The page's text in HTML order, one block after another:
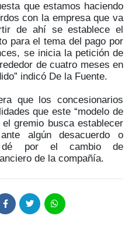
que estamos haciendo
con la empresa que va
de ahí se establece el
para el tema del pago por
se inicia la petición de
de cuatro meses en
indicó De la Fuente.
que los concesionarios
que este “modelo de
el gremio busca establecer
algún desacuerdo o
dé por el cambio de
de la compañía.